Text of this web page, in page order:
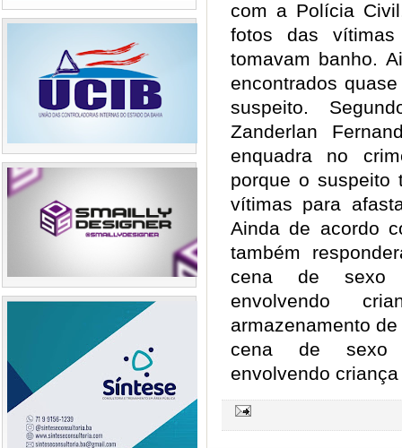
com a Polícia
fotos das
tomavam banho.
encontrados
suspeito.
Zanderlan
enquadra no
porque o suspeito
vítimas para
Ainda de acordo
também
cena de sexo
envolvendo
armazenamento
cena de sexo
envolvendo